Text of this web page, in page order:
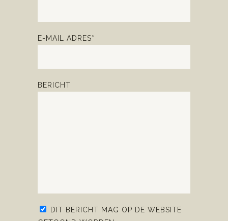
E-MAIL ADRES*
BERICHT
DIT BERICHT MAG OP DE WEBSITE